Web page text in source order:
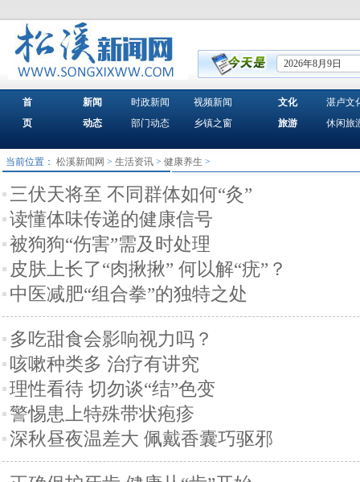
2026年8月9日
首
页
新闻
动态
时政新闻
部门动态
视频新闻
乡镇之窗
文化
旅游
湛卢文
休闲旅
当前位置：松溪新闻网 >生活资讯 >健康养生 >
三伏天将至 不同群体如何“灸”
读懂体味传递的健康信号
被狗狗“伤害”需及时处理
皮肤上长了“肉揪揪” 何以解“疣”？
中医减肥“组合拳”的独特之处
多吃甜食会影响视力吗？
咳嗽种类多 治疗有讲究
理性看待 切勿谈“结”色变
警惕患上特殊带状疱疹
深秋昼夜温差大 佩戴香囊巧驱邪